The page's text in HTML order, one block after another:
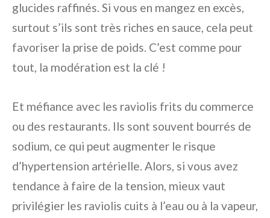
glucides raffinés. Si vous en mangez en excès,
surtout s’ils sont très riches en sauce, cela peut
favoriser la prise de poids. C’est comme pour
tout, la modération est la clé !
Et méfiance avec les raviolis frits du commerce
ou des restaurants. Ils sont souvent bourrés de
sodium, ce qui peut augmenter le risque
d’hypertension artérielle. Alors, si vous avez
tendance à faire de la tension, mieux vaut
privilégier les raviolis cuits à l’eau ou à la vapeur,